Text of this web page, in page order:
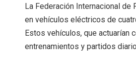
La Federación Internacional
en vehículos eléctricos de
Estos vehículos, que actuarían
entrenamientos y partidos